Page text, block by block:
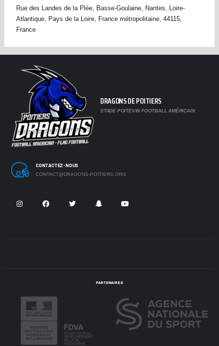
Rue des Landes de la Plée, Basse-Goulaine, Nantes, Loire-
Atlantique, Pays de la Loire, France métropolitaine, 44115,
France
DRAGONS DE POITIERS
STADE POITEVIN FOOTBALL AMÉRICAIN
CONTACTEZ-NOUS
CONTACT@DRAGONS-POITIERS.ORG
PARTENAIRES